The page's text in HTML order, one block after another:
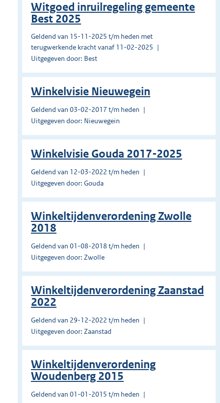
Witgoed inruilregeling gemeente
Best 2025
Geldend van 15-11-2025 t/m heden met
terugwerkende kracht vanaf 11-02-2025
Uitgegeven door: Best
Winkelvisie Nieuwegein
Geldend van 03-02-2017 t/m heden
Uitgegeven door: Nieuwegein
Winkelvisie Gouda 2017-2025
Geldend van 12-03-2022 t/m heden
Uitgegeven door: Gouda
Winkeltijdenverordening Zwolle
2018
Geldend van 01-08-2018 t/m heden
Uitgegeven door: Zwolle
Winkeltijdenverordening Zaanstad
2022
Geldend van 29-12-2022 t/m heden
Uitgegeven door: Zaanstad
Winkeltijdenverordening
Woudenberg 2015
Geldend van 01-01-2015 t/m heden